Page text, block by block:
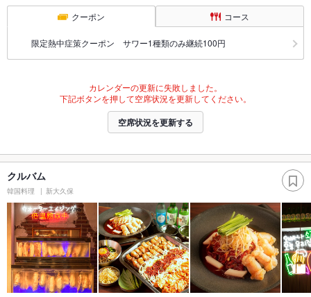
クーポン コース
限定熱中症策クーポン サワー1種類のみ継続100円
カレンダーの更新に失敗しました。
下記ボタンを押して空席状況を更新してください。
空席状況を更新する
クルバム
韓国料理 新大久保